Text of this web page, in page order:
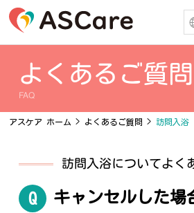
よくあるご質問
FAQ
アスケア ホーム > よくあるご質問 > 訪問入浴
訪問入浴についてよく
Q キャンセルした場